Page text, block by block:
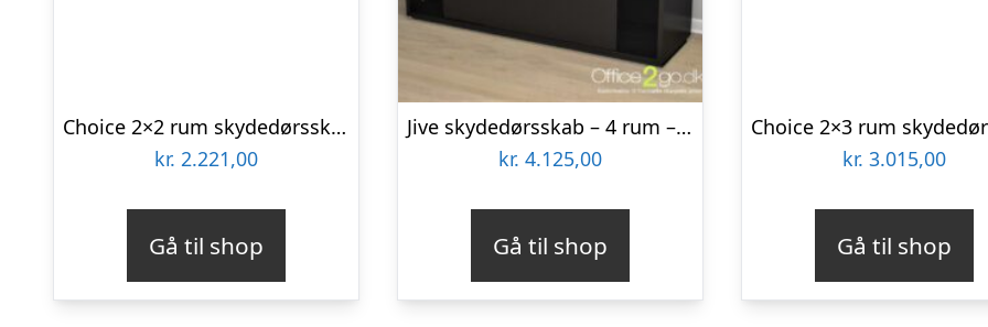
Choice 2×2 rum skydedørsskab – 100 cm bred
kr. 2.221,00
Gå til shop
Jive skydedørsskab – 4 rum – 116 cm bred
kr. 4.125,00
Gå til shop
kr. 3.015,00
Gå til shop